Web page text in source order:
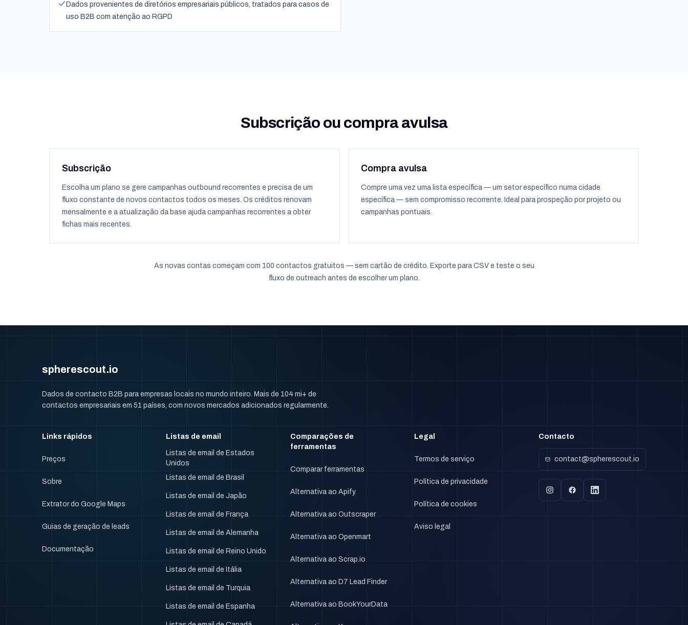
Dados provenientes de diretórios empresariais públicos, tratados para casos de
uso B2B com atenção ao RGPD
Subscrição ou compra avulsa
Subscrição
Escolha um plano se gere campanhas outbound recorrentes e precisa de um
fluxo constante de novos contactos todos os meses. Os créditos renovam
mensalmente e a atualização da base ajuda campanhas recorrentes a obter
fichas mais recentes.
Compra avulsa
Compre uma vez uma lista específica — um setor específico numa cidade
específica — sem compromisso recorrente. Ideal para prospeção por projeto ou
campanhas pontuais.
As novas contas começam com 100 contactos gratuitos — sem cartão de crédito. Exporte para CSV e teste o seu
fluxo de outreach antes de escolher um plano.
spherescout.io
Dados de contacto B2B para empresas locais no mundo inteiro. Mais de 104 mi+ de
contactos empresariais em 51 países, com novos mercados adicionados regularmente.
Links rápidos
Preços
Sobre
Extrator do Google Maps
Guias de geração de leads
Documentação
Listas de email
Listas de email de Estados
Unidos
Listas de email de Brasil
Listas de email de Japão
Listas de email de França
Listas de email de Alemanha
Listas de email de Reino Unido
Listas de email de Itália
Listas de email de Turquia
Listas de email de Espanha
Comparações de
ferramentas
Comparar ferramentas
Alternativa ao Apify
Alternativa ao Outscraper
Alternativa ao Openmart
Alternativa ao Scrap.io
Alternativa ao D7 Lead Finder
Alternativa ao BookYourData
Legal
Termos de serviço
Política de privacidade
Política de cookies
Aviso legal
Contacto
contact@spherescout.io